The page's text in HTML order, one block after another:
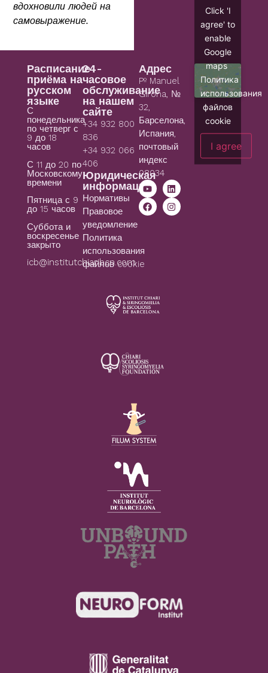
вдохновили людей на
самовыражение.
Расписание
приёма на
русском
языке
С
понедельника
по четверг с
9 до 18
часов
С 11 до 20 по
Московскому
времени
Пятница с 9
до 15 часов
Суббота и
воскресенье
закрыто
icb@institutchiaribcn.com
24-
часовое
обслуживание
на нашем
сайте
+34 932 800
836
+34 932 066
406
Юридическая
информация
Нормативы
Правовое
уведомление
Политика
использования
файлов cookie
Адрес
Pº Manuel
Girona, №
32,
Барселона,
Испания,
почтовый
индекс
08034
Click 'I
agree' to
enable
Google
maps
Политика
использования
файлов
cookie
I agree